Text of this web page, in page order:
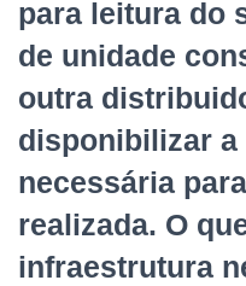
para leitura do
de unidade
outra
disponibilizar
necessária
realizada. O
infraestrutura